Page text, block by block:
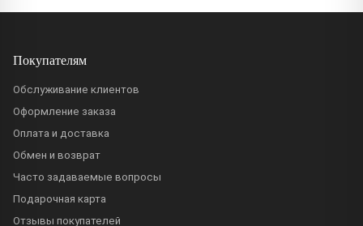
Покупателям
Обслуживание клиентов
Оформление заказа
Оплата и доставка
Обмен и возврат
Часто задаваемые вопросы
Подарочная карта
Отзывы покупателей